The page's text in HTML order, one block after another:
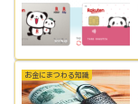
お金にまつわる知識